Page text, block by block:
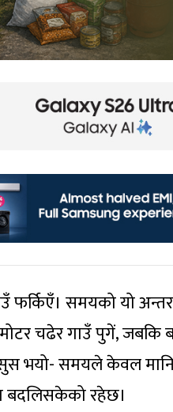
फर्किएँ। समयको यो
चढेर गाउँ पुगें, जबकि
भयो- समयले केवल
बदलिसकेको रहेछ।